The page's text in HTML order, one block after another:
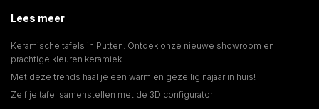
Lees meer
Keramische tafels in Putten: Ontdek onze nieuwe showroom en
prachtige kleuren keramiek
Met deze trends haal je een warm en gezellig najaar in huis!
Zelf je tafel samenstellen met de 3D configurator